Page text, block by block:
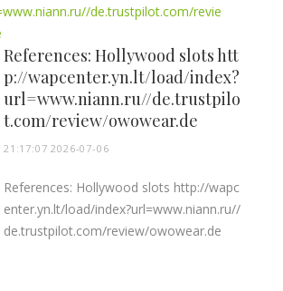
References: Hollywood slots htt
p://wapcenter.yn.lt/load/index?
url=www.niann.ru//de.trustpilo
t.com/review/owowear.de
21:17:07 2026-07-06
References: Hollywood slots http://wapc
enter.yn.lt/load/index?url=www.niann.ru//
de.trustpilot.com/review/owowear.de